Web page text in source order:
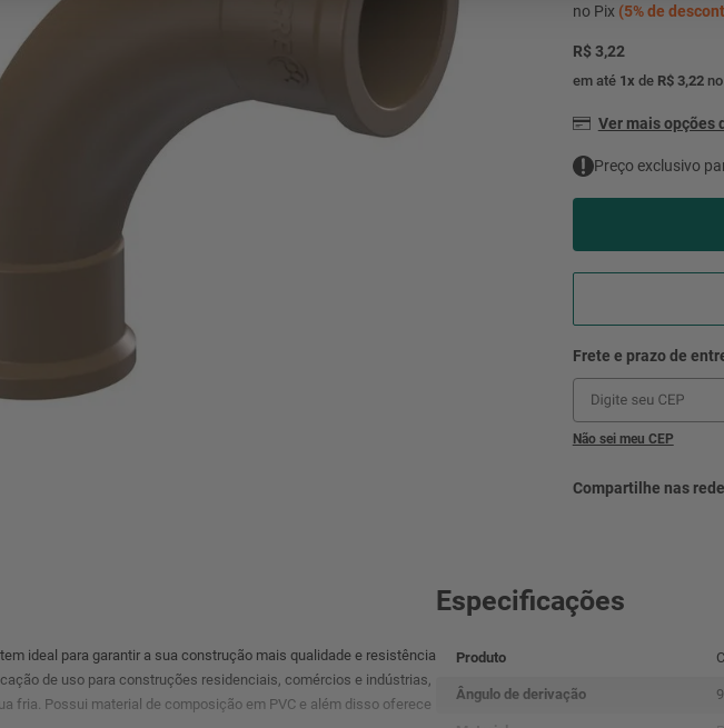
no Pix (5%de
R$ 3,22
em até 1x de R$ 3,22no
Ver mais opções
Preço exclusivo
Não sei meu CEP
ideal para garantir a sua construção mais qualidade e resistência
de uso para construções residenciais, comércios e indústrias,
fria. Possui material de composição em PVC e além disso oferece
Especificações
Produto
Ângulo de derivação
mesa
condicionado